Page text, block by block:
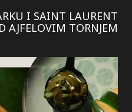
I SAINT LAURENT
AJFELOVIM TORNJEM